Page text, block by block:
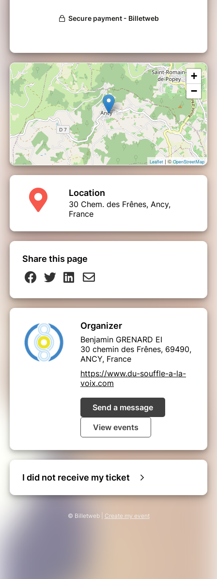
Formateur : Benjamin Grenard, eïnothérapeute,
+
−
Leaflet | ©OpenStreetMap
Location
30 Chem. des Frênes, Ancy,
France
Share this page
Organizer
Benjamin GRENARD EI
30 chemin des Frênes, 69490,
ANCY, France
https://www.du-souffle-a-la-
voix.com
Send a message
View events
I did not receive my ticket
© Billetweb | Create my event